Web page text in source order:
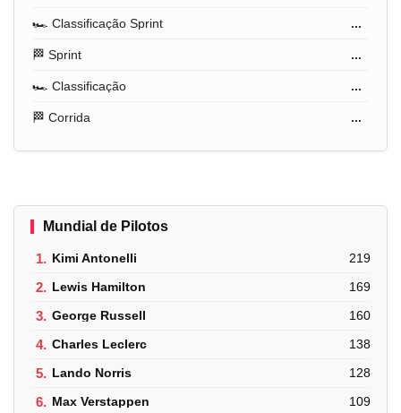
🏎️ Classificação Sprint ...
🏁 Sprint ...
🏎️ Classificação ...
🏁 Corrida ...
Mundial de Pilotos
1. Kimi Antonelli 219
2. Lewis Hamilton 169
3. George Russell 160
4. Charles Leclerc 138
5. Lando Norris 128
6. Max Verstappen 109